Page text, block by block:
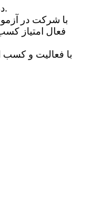
در مسیر یادگیری باانگیزه بمانید و پاداش بگیرید.
با شرکت در
فعال امتیاز
با فعالیت و کسب